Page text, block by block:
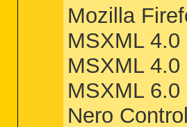
Mozilla
MSXML
MSXML
MSXML
Nero